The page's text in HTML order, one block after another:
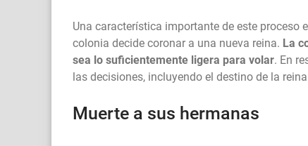
Una característica importante de este proceso
colonia decide coronar a una nueva reina. La
sea lo suficientemente ligera para volar. En
las decisiones, incluyendo el destino de la
Muerte a sus hermanas